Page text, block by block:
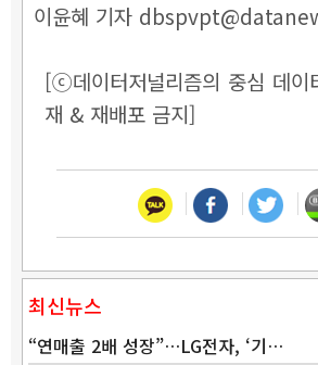
이윤혜 기자
[ⓒ데이터저널리즘의 중심 데이
재 & 재배포 금지]
최신뉴스
“연매출 2배 성장”…LG전자, ‘기…